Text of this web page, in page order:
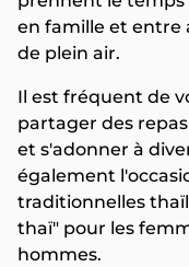
en famille et entre
de plein air.
Il est fréquent de
partager des
et s'adonner à
également
traditionnelles
thaï" pour les
hommes.